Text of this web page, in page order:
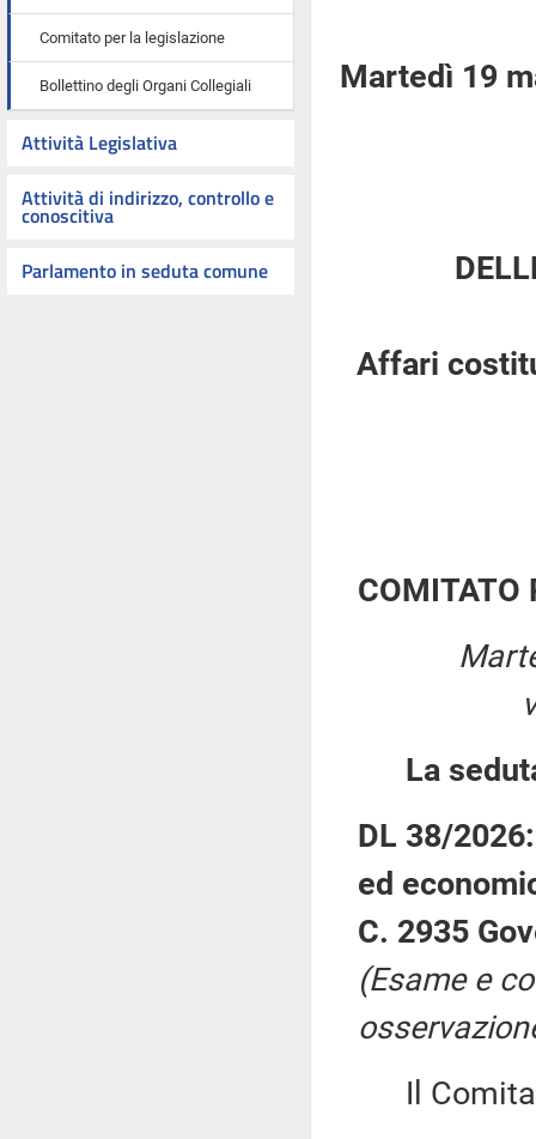
Comitato per la legislazione
Bollettino degli Organi Collegiali
Attività Legislativa
Attività di indirizzo, controllo e
conoscitiva
Parlamento in seduta comune
Martedì 19
Affari
COMITATO
La
DL 38/
ed
C. 2935
(Esame e
Il